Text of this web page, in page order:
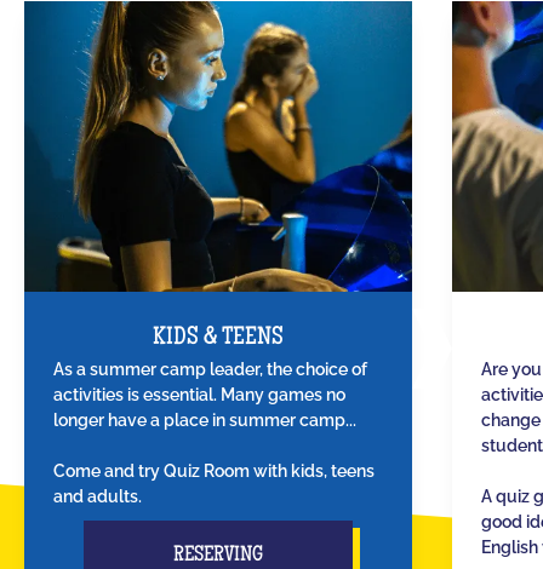
KIDS & TEENS
As a summer camp leader, the choice of
activities is essential. Many games no
longer have a place in summer camp...
Come and try Quiz Room with kids, teens
and adults.
RESERVING
Are
A quiz
good